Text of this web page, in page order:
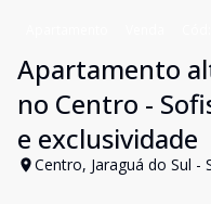
Apartamento
no Centro -
e exclusividade
Centro, Jaraguá do Sul -